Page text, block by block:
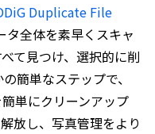
Duplicate File
タ全体を素早くスキャ
て見つけ、選択的に削
簡単なステップで、
単にクリーンアップ
放し、写真管理をより